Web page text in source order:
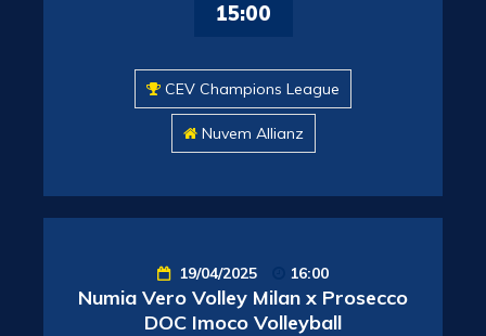
15:00
CEV Champions League
Nuvem Allianz
19/04/2025 16:00
Numia Vero Volley Milan x Prosecco
DOC Imoco Volleyball